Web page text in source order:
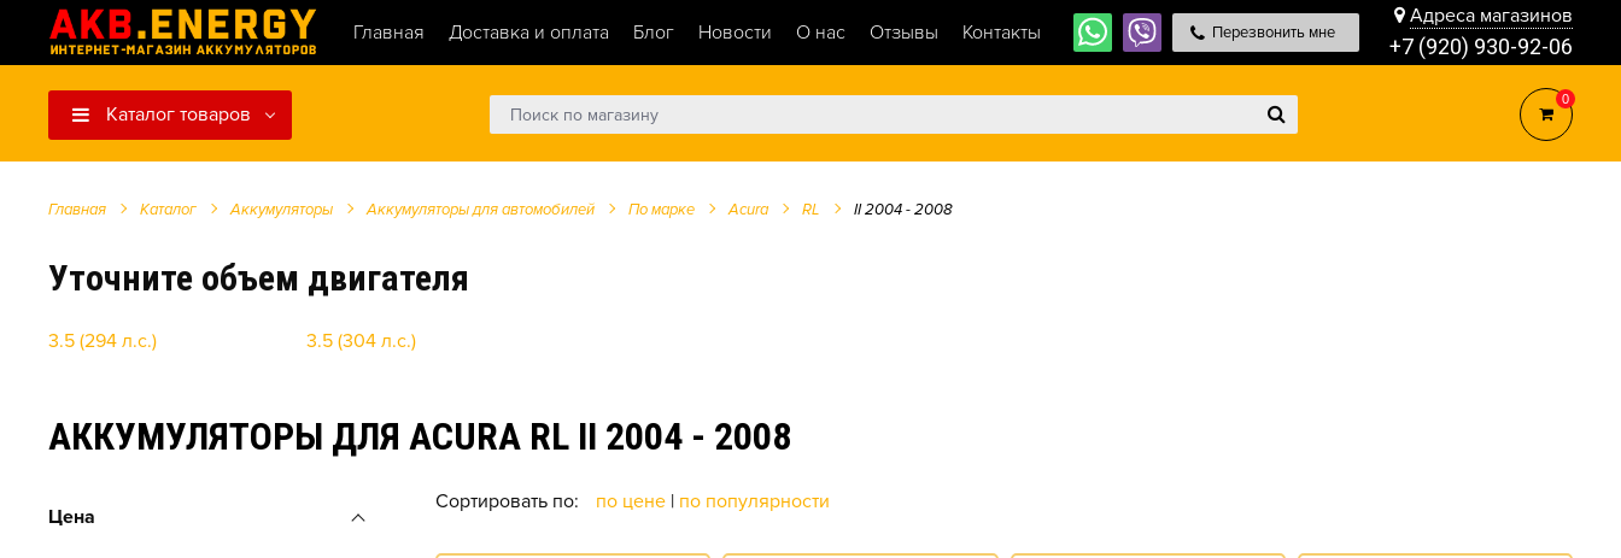
Главная Доставка и оплата Блог Новости О нас Отзывы Контакты Перезвонить мне
Адреса магазинов
+7 (920) 930-92-06
Каталог товаров
0
Главная Каталог Аккумуляторы Аккумуляторы для автомобилей По марке Acura RL II 2004 - 2008
Уточните объем двигателя
3.5 (294 л.с.) 3.5 (304 л.с.)
АККУМУЛЯТОРЫ ДЛЯ ACURA RL II 2004 - 2008
Цена
Сортировать по: по цене | по популярности